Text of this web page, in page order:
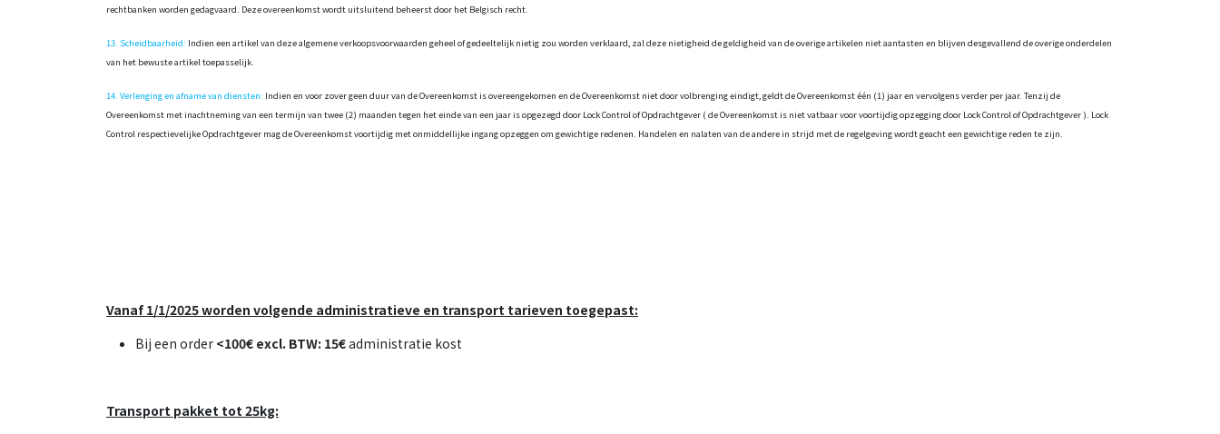
rechtbanken worden gedagvaard. Deze overeenkomst wordt uitsluitend beheerst door het Belgisch recht.
13. Scheidbaarheid: Indien een artikel van deze algemene verkoopsvoorwaarden geheel of gedeeltelijk nietig zou worden verklaard, zal deze nietigheid de geldigheid van de overige artikelen niet aantasten en blijven desgevallend de overige onderdelen
van het bewuste artikel toepasselijk.
14. Verlenging en afname van diensten: Indien en voor zover geen duur van de Overeenkomst is overeengekomen en de Overeenkomst niet door volbrenging eindigt, geldt de Overeenkomst één (1) jaar en vervolgens verder per jaar. Tenzij de
Overeenkomst met inachtneming van een termijn van twee (2) maanden tegen het einde van een jaar is opgezegd door Lock Control of Opdrachtgever ( de Overeenkomst is niet vatbaar voor voortijdig opzegging door Lock Control of Opdrachtgever ). Lock
Control respectievelijke Opdrachtgever mag de Overeenkomst voortijdig met onmiddellijke ingang opzeggen om gewichtige redenen. Handelen en nalaten van de andere in strijd met de regelgeving wordt geacht een gewichtige reden te zijn.
Vanaf 1/1/2025 worden volgende administratieve en transport tarieven toegepast:
Bij een order <100€ excl. BTW: 15€administratie kost
Transport pakket tot 25kg: